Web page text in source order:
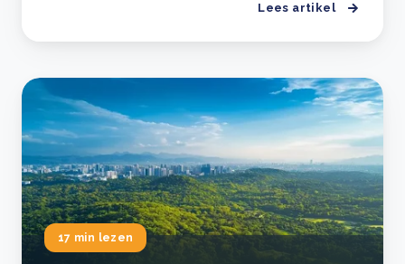
Lees artikel
17 min lezen